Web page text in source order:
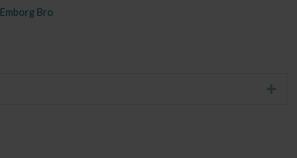
Emborg Bro